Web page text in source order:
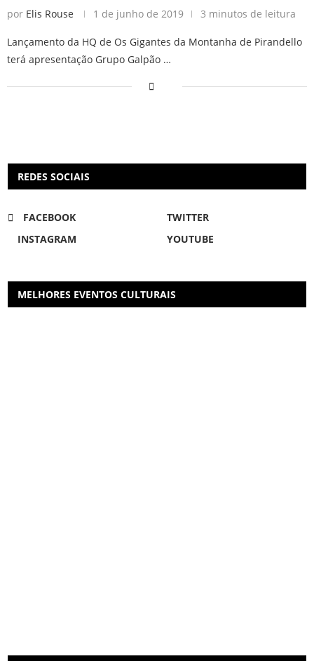
por Elis Rouse 1 de junho de 2019 3 minutos de leitura
Lançamento da HQ de Os Gigantes da Montanha de Pirandello
terá apresentação Grupo Galpão …
REDES SOCIAIS
FACEBOOK
TWITTER
INSTAGRAM
YOUTUBE
MELHORES EVENTOS CULTURAIS